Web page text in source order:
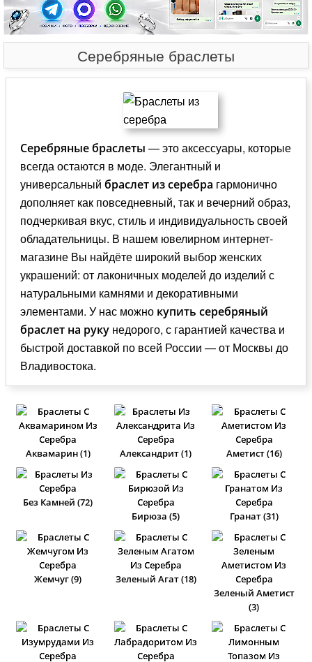
Серебряные браслеты
Серебряные браслеты — это аксессуары, которые
всегда остаются в моде. Элегантный и
универсальныйбраслет из серебра гармонично
дополняет как повседневный, так и вечерний образ,
подчеркивая вкус, стиль и индивидуальность своей
обладательницы. В нашем ювелирном интернет-
магазине Вы найдёте широкий выбор женских
украшений: от лаконичных моделей до изделий с
натуральными камнями и декоративными
элементами. У нас можно купить серебряный
браслет на руку недорого, с гарантией качества и
быстрой доставкой по всей России — от Москвы до
Владивостока.
Аквамарин (1) Александрит (1) Аметист (16)
Без Камней (72)
Бирюза (5)
Гранат (31)
Жемчуг (9)
Зеленый Агат (18)
Зеленый Аметист
(3)